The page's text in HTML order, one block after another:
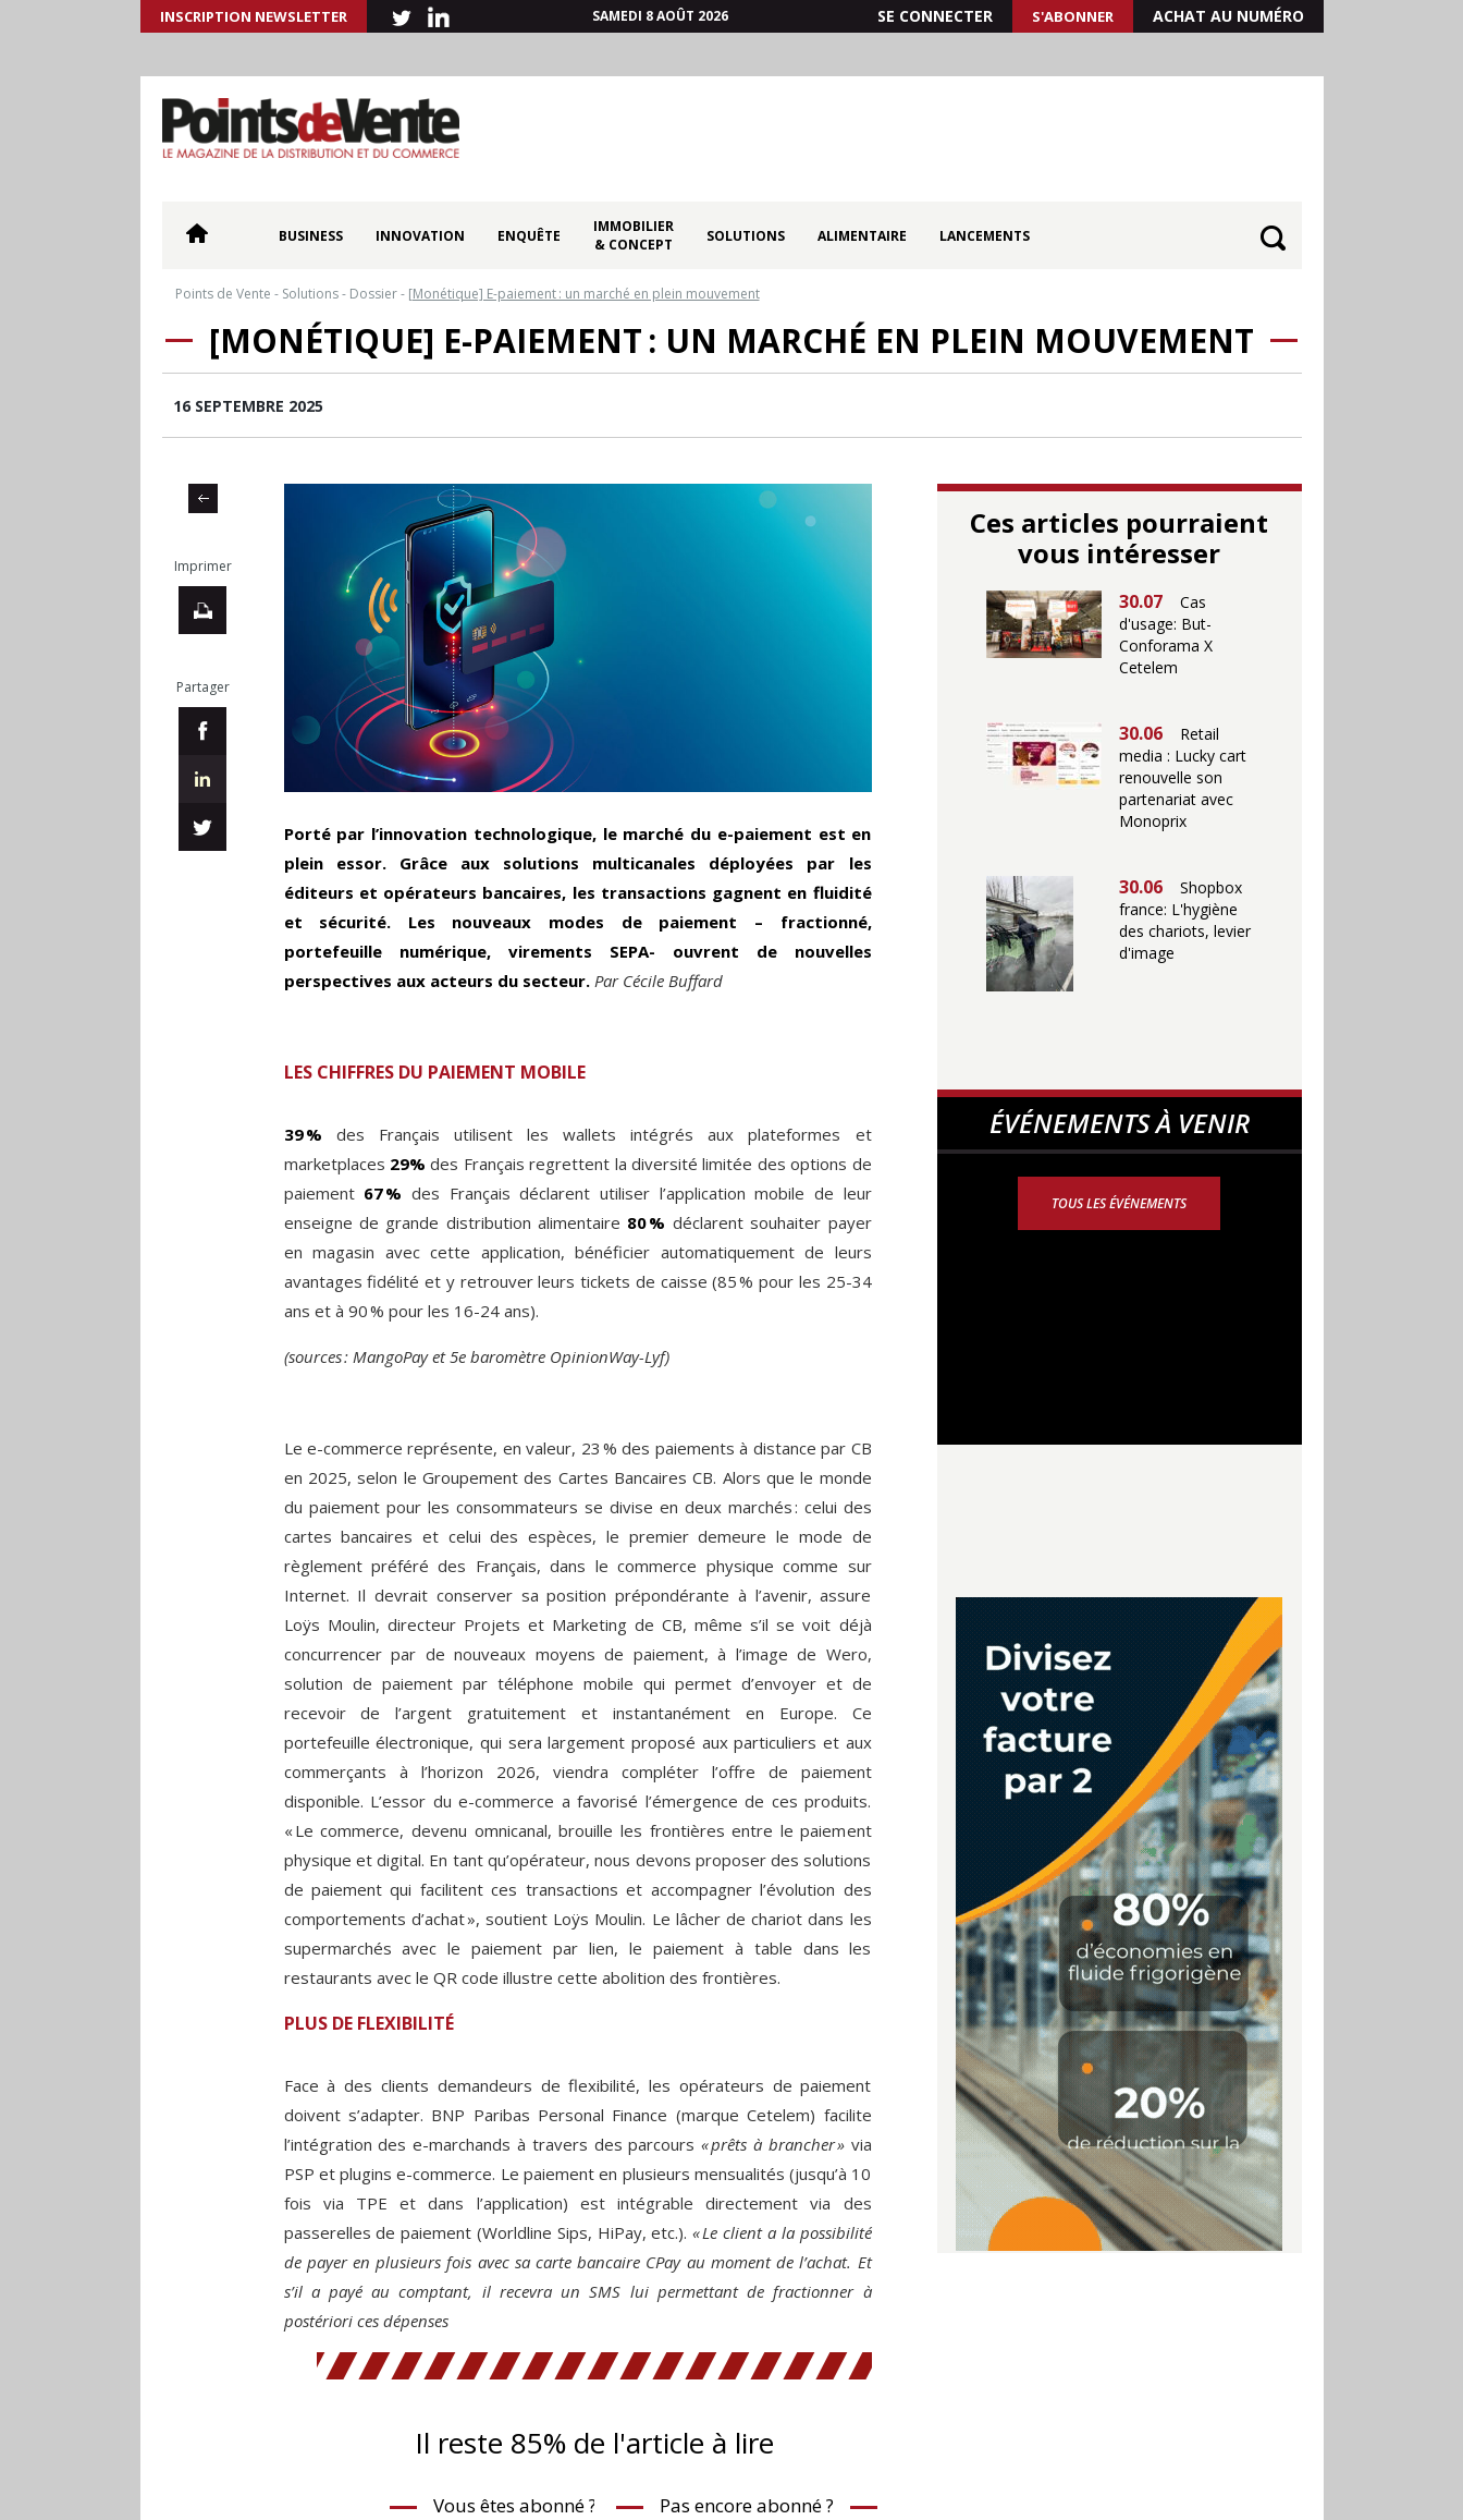
INSCRIPTION NEWSLETTER SAMEDI 8 AOÛT 2026 SE CONNECTER S'ABONNER ACHAT AU NUMÉRO
BUSINESS INNOVATION ENQUÊTE
IMMOBILIER
& CONCEPT
SOLUTIONS ALIMENTAIRE LANCEMENTS
Points de Vente - Solutions- Dossier- [Monétique] E-paiement : un marché en plein mouvement
[MONÉTIQUE] E-PAIEMENT : UN MARCHÉ EN PLEIN MOUVEMENT
16 SEPTEMBRE 2025
Imprimer
Partager
Porté par l’innovation technologique, le marché du e-paiement est en
plein essor. Grâce aux solutions multicanales déployées par les
éditeurs et opérateurs bancaires, les transactions gagnent en fluidité
et sécurité. Les nouveaux modes de paiement – fractionné,
portefeuille numérique, virements SEPA- ouvrent de nouvelles
perspectives aux acteurs du secteur. Par Cécile Buffard
LES CHIFFRES DU PAIEMENT MOBILE
39 % des Français utilisent les wallets intégrés aux plateformes et
marketplaces 29% des Français regrettent la diversité limitée des options de
paiement 67 % des Français déclarent utiliser l’application mobile de leur
enseigne de grande distribution alimentaire 80 % déclarent souhaiter payer
en magasin avec cette application, bénéficier automatiquement de leurs
avantages fidélité et y retrouver leurs tickets de caisse (85 % pour les 25-34
ans et à 90 % pour les 16-24 ans).
(sources : MangoPay et 5e baromètre OpinionWay-Lyf)
Le e-commerce représente, en valeur, 23 % des paiements à distance par CB
en 2025, selon le Groupement des Cartes Bancaires CB. Alors que le monde
du paiement pour les consommateurs se divise en deux marchés : celui des
cartes bancaires et celui des espèces, le premier demeure le mode de
règlement préféré des Français, dans le commerce physique comme sur
Internet. Il devrait conserver sa position prépondérante à l’avenir, assure
Loÿs Moulin, directeur Projets et Marketing de CB, même s’il se voit déjà
concurrencer par de nouveaux moyens de paiement, à l’image de Wero,
solution de paiement par téléphone mobile qui permet d’envoyer et de
recevoir de l’argent gratuitement et instantanément en Europe. Ce
portefeuille électronique, qui sera largement proposé aux particuliers et aux
commerçants à l’horizon 2026, viendra compléter l’offre de paiement
disponible. L’essor du e-commerce a favorisé l’émergence de ces produits.
« Le commerce, devenu omnicanal, brouille les frontières entre le paiement
physique et digital. En tant qu’opérateur, nous devons proposer des solutions
de paiement qui facilitent ces transactions et accompagner l’évolution des
comportements d’achat », soutient Loÿs Moulin. Le lâcher de chariot dans les
supermarchés avec le paiement par lien, le paiement à table dans les
restaurants avec le QR code illustre cette abolition des frontières.
PLUS DE FLEXIBILITÉ
Face à des clients demandeurs de flexibilité, les opérateurs de paiement
doivent s’adapter. BNP Paribas Personal Finance (marque Cetelem) facilite
l’intégration des e-marchands à travers des parcours« prêts à brancher »via
PSP et plugins e-commerce. Le paiement en plusieurs mensualités (jusqu’à 10
fois via TPE et dans l’application) est intégrable directement via des
passerelles de paiement (Worldline Sips, HiPay, etc.).« Le client a la possibilité
de payer en plusieurs fois avec sa carte bancaire CPay au moment de l’achat. Et
s’il a payé au comptant, il recevra un SMS lui permettant de fractionner à
postériori ces dépenses
Il reste 85% de l'article à lire
Vous êtes abonné ? Pas encore abonné ?
Ces articles pourraient
vous intéresser
30.07
Cas
d'usage: But-
Conforama X
Cetelem
30.06
Retail
media : Lucky cart
renouvelle son
partenariat avec
Monoprix
30.06
Shopbox
france: L'hygiène
des chariots, levier
d'image
ÉVÉNEMENTS À VENIR
TOUS LES ÉVÉNEMENTS